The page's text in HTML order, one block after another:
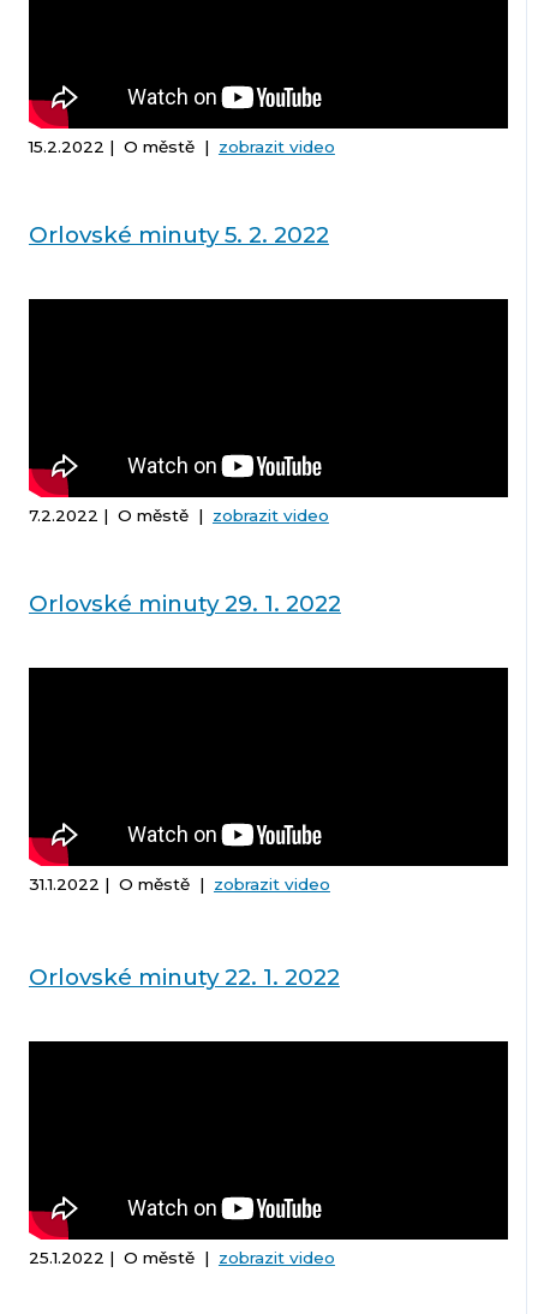
15.2.2022 | O městě | zobrazit video
Orlovské minuty 5. 2. 2022
7.2.2022 | O městě | zobrazit video
Orlovské minuty 29. 1. 2022
31.1.2022 | O městě | zobrazit video
Orlovské minuty 22. 1. 2022
25.1.2022 | O městě | zobrazit video